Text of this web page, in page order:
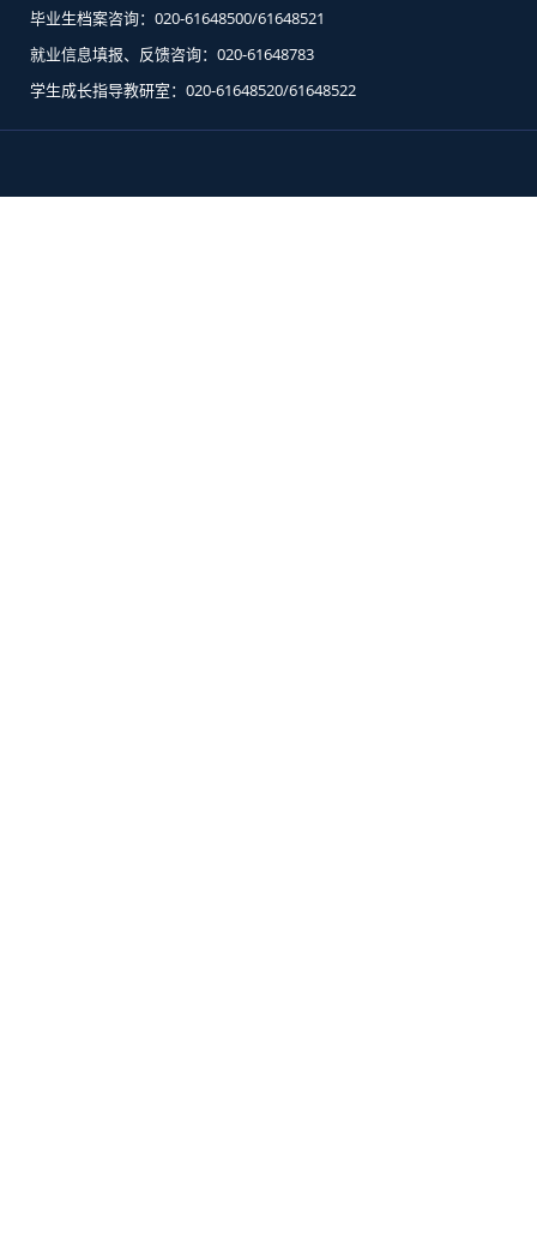
毕业生档案咨询：020-61648500/61648521
就业信息填报、反馈咨询：020-61648783
学生成长指导教研室：020-61648520/61648522